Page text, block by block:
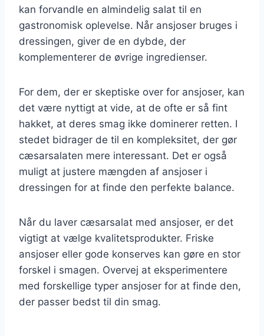
kan forvandle en almindelig salat til en
gastronomisk oplevelse. Når ansjoser bruges i
dressingen, giver de en dybde, der
komplementerer de øvrige ingredienser.
For dem, der er skeptiske over for ansjoser, kan
det være nyttigt at vide, at de ofte er så fint
hakket, at deres smag ikke dominerer retten. I
stedet bidrager de til en kompleksitet, der gør
cæsarsalaten mere interessant. Det er også
muligt at justere mængden af ansjoser i
dressingen for at finde den perfekte balance.
Når du laver cæsarsalat med ansjoser, er det
vigtigt at vælge kvalitetsprodukter. Friske
ansjoser eller gode konserves kan gøre en stor
forskel i smagen. Overvej at eksperimentere
med forskellige typer ansjoser for at finde den,
der passer bedst til din smag.